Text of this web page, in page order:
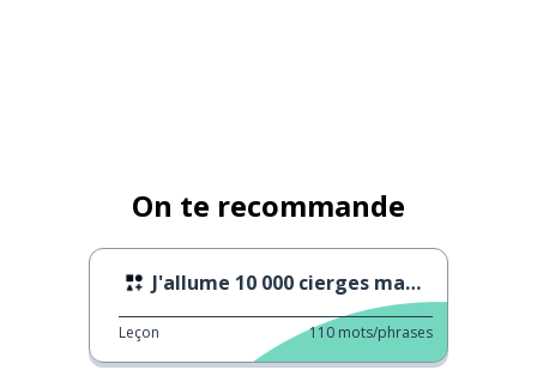
On te recommande
J'allume 10 000 cierges magiques en même temps ...
Leçon 110 mots/phrases